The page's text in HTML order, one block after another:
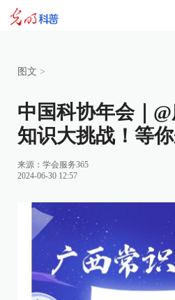
图文 >
中国科协年会｜
知识大挑战！等
来源： 学会服务365
2024-06-30 12:57